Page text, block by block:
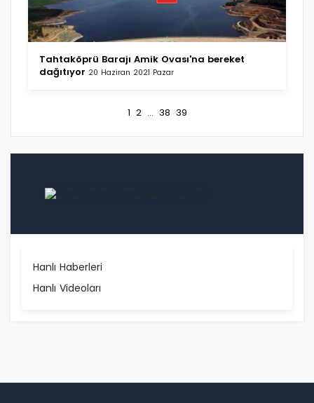
Tahtaköprü Barajı Amik Ovası'na bereket
dağıtıyor 20 Haziran 2021 Pazar
1 2... 38 39
Hanlı Haberleri
Hanlı Videoları